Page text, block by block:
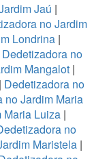
Jaú |
no Jardim
Londrina |
Dedetizadora no
Mangalot|
| Dedetizadora no
no Jardim Maria
Maria Luiza |
no
Maristela|